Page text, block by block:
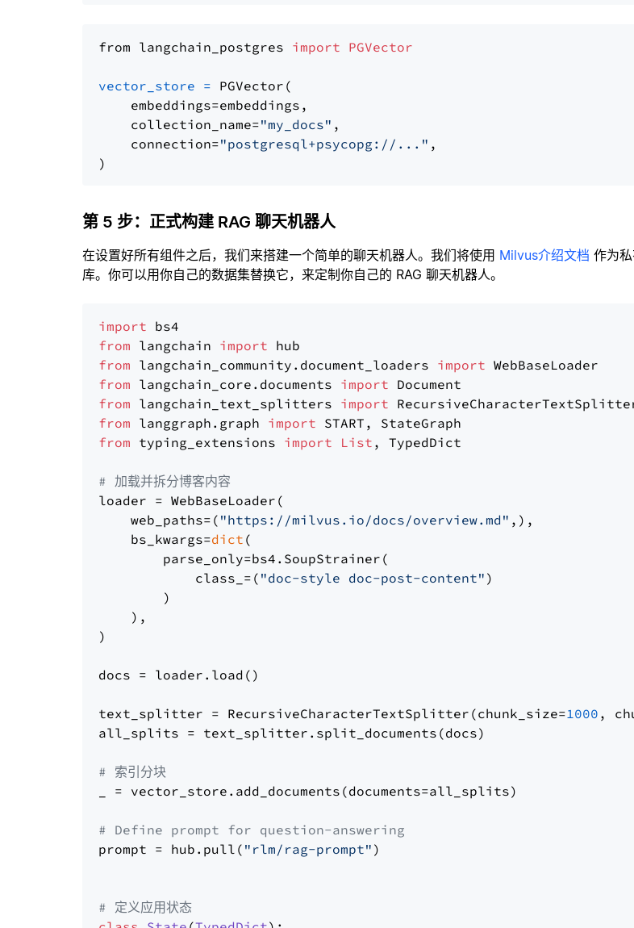
from langchain_postgres import PGVector
vector_store = PGVector(
    embeddings=embeddings,
    collection_name=
"my_docs" ,
    connection=
"postgresql+psycopg://..." ,
第 5 步：正式构建 RAG 聊天机器人
在设置好所有组件之后，我们来搭建一个简单的聊天机器人。我们将使用 Milvus介绍文档 作为
库。你可以用你自己的数据集替换它，来定制你自己的 RAG 聊天机器人。
import
from langchain import
from langchain_community.document_loaders import
from langchain_core.documents import
from langchain_text_splitters import
from langgraph.graph import
from typing_extensions import List , TypedDict
# 加载并拆分博客内容
loader = WebBaseLoader(
    web_paths=(
"https://milvus.io/docs/overview.md" ,),
    bs_kwargs=
dict (
        parse_only=bs4.SoupStrainer(
            class_=(
"doc-style doc-post-content" )
        )
    ),
)
docs = loader.load()
text_splitter = RecursiveCharacterTextSplitter(chunk_size=1000 ,
all_splits = text_splitter.split_documents(docs)
# 索引分块
_ = vector_store.add_documents(documents=all_splits)
# Define prompt for question-answering
prompt = hub.pull( "rlm/rag-prompt" )
# 定义应用状态